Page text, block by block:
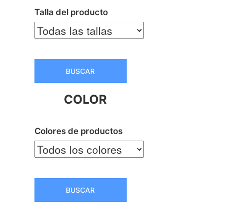
Talla del producto
BUSCAR
COLOR
Colores de productos
BUSCAR